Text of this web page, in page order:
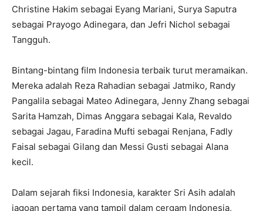
Christine Hakim sebagai Eyang Mariani, Surya Saputra
sebagai Prayogo Adinegara, dan Jefri Nichol sebagai
Tangguh.
Bintang-bintang film Indonesia terbaik turut meramaikan.
Mereka adalah Reza Rahadian sebagai Jatmiko, Randy
Pangalila sebagai Mateo Adinegara, Jenny Zhang sebagai
Sarita Hamzah, Dimas Anggara sebagai Kala, Revaldo
sebagai Jagau, Faradina Mufti sebagai Renjana, Fadly
Faisal sebagai Gilang dan Messi Gusti sebagai Alana
kecil.
Dalam sejarah fiksi Indonesia, karakter Sri Asih adalah
jagoan pertama yang tampil dalam cergam Indonesia,